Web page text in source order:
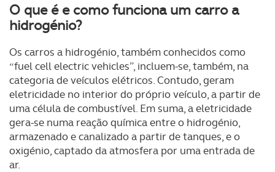
O que é e como funciona um carro a
hidrogénio?
Os carros a hidrogénio, também conhecidos como
“fuel cell electric vehicles”, incluem-se, também, na
categoria de veículos elétricos. Contudo, geram
eletricidade no interior do próprio veículo, a partir de
uma célula de combustível. Em suma, a eletricidade
gera-se numa reação química entre o hidrogénio,
armazenado e canalizado a partir de tanques, e o
oxigénio, captado da atmosfera por uma entrada de
ar.